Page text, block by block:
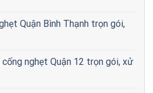
Quận Bình Thạnh trọn gói,
nghẹt Quận 12 trọn gói, xử